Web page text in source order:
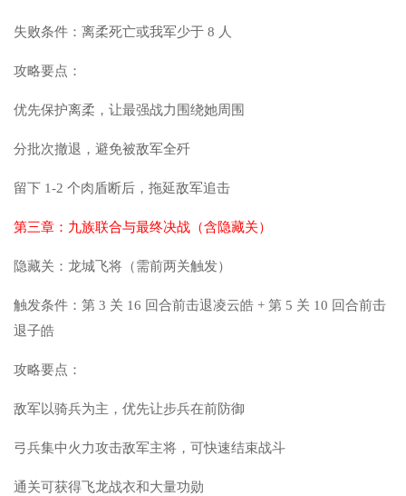
失败条件：离柔死亡或我军少于 8 人
攻略要点：
优先保护离柔，让最强战力围绕她周围
分批次撤退，避免被敌军全歼
留下 1-2 个肉盾断后，拖延敌军追击
第三章：九族联合与最终决战（含隐藏关）
隐藏关：龙城飞将（需前两关触发）
触发条件：第 3 关 16 回合前击退凌云皓 + 第 5 关 10 回合前击
退子皓
攻略要点：
敌军以骑兵为主，优先让步兵在前防御
弓兵集中火力攻击敌军主将，可快速结束战斗
通关可获得飞龙战衣和大量功勋